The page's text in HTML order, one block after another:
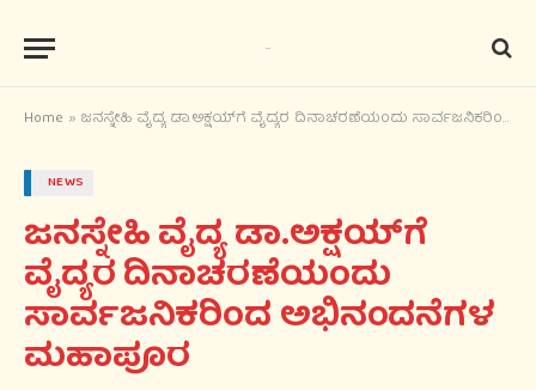
Home » ಜನಸ್ನೇಹಿ ವೈದ್ಯ ಡಾ.ಅಕ್ಷಯ್‌ಗೆ ವೈದ್ಯರ ದಿನಾಚರಣೆಯಂದು ಸಾರ್ವಜನಿಕರಿಂದ ಅಭಿನಂದನೆಗಳ ಮಹಾಪೂರ
NEWS
ಜನಸ್ನೇಹಿ ವೈದ್ಯ ಡಾ.ಅಕ್ಷಯ್‌ಗೆ
ವೈದ್ಯರ ದಿನಾಚರಣೆಯಂದು
ಸಾರ್ವಜನಿಕರಿಂದ ಅಭಿನಂದನೆಗಳ
ಮಹಾಪೂರ